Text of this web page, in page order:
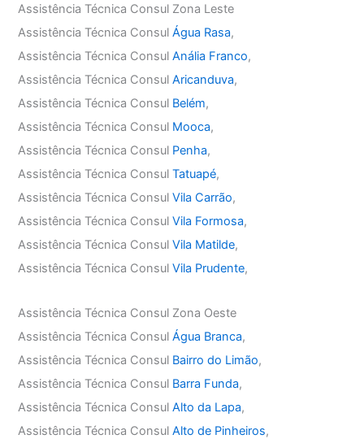
Assistência Técnica Consul Zona Leste
Assistência Técnica ConsulÁgua Rasa,
Assistência Técnica ConsulAnália Franco,
Assistência Técnica ConsulAricanduva,
Assistência Técnica Consul Belém,
Assistência Técnica Consul Mooca,
Assistência Técnica Consul Penha,
Assistência Técnica ConsulTatuapé,
Assistência Técnica ConsulVila Carrão,
Assistência Técnica ConsulVila Formosa,
Assistência Técnica ConsulVila Matilde,
Assistência Técnica ConsulVila Prudente,
Assistência Técnica Consul Zona Oeste
Assistência Técnica ConsulÁgua Branca,
Assistência Técnica Consul Bairro do Limão,
Assistência Técnica Consul Barra Funda,
Assistência Técnica ConsulAlto da Lapa,
Assistência Técnica ConsulAlto de Pinheiros,